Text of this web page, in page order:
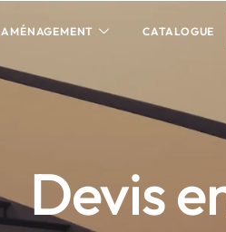
AMÉNAGEMENT CATALOGUE
Devis